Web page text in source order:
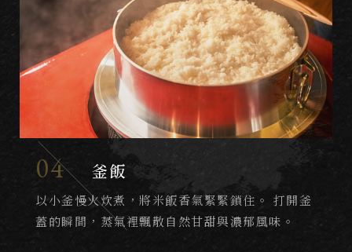
釜飯
以小釜慢火炊煮，將米飯香氣緊緊鎖住。 打開釜
蓋的瞬間，蒸氣裡飄散自然甘甜與濃郁風味。
04